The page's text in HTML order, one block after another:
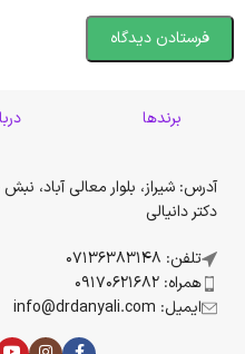
برندها
آدرس: شیراز، بلوار معالی آباد،
دکتر دانیالی
تلفن: 07136383148
همراه: 09170621682
ایمیل: info@drdanyali.com